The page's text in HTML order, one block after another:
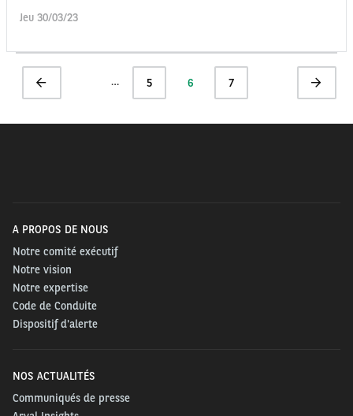
Jeu 30/03/23
Pagination
Page
précédente
… Page
5
Page
actuelle
6 Page
7
Page
suivante
A PROPOS DE NOUS
Notre comité exécutif
Notre vision
Notre expertise
Code de Conduite
Dispositif d'alerte
NOS ACTUALITÉS
Communiqués de presse